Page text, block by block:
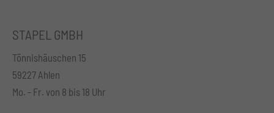
STAPEL GMBH
Tönnishäuschen 15
59227 Ahlen
Mo. - Fr. von 8 bis 18 Uhr